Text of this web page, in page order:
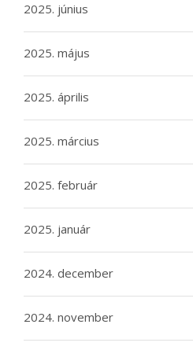
2025. június
2025. május
2025. április
2025. március
2025. február
2025. január
2024. december
2024. november